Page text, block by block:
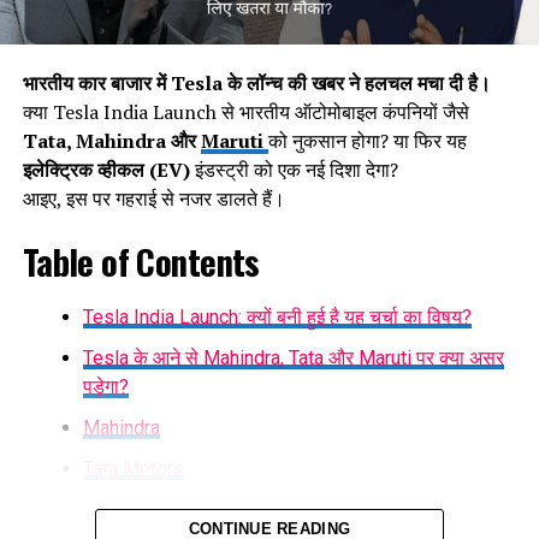
बनाए रखने में मदद मिली है।
रूस पर अमेरिकी प्रतिबंधों का असर नहीं?
जनवरी 2024 में USA के राष्ट्रपति जो बाइडेन प्रशासन ने रूस पर कई
कार्य करते थे। साथ ही, USA ने रूस की दो बड़ी तेल कंपनियों और कुछ
Investors को हुआ 4 लाख करोड़ रुपये
का फायदा
इस जबरदस्त तेजी का सबसे बड़ा फायदा Investors को हुआ। मंगलवार
बीएसई पर लिस्टेड कंपनियों का कुल मार्केट कैप 4.03 लाख करोड़
आई यह मजबूती Investors के लिए किसी बड़े बोनस से कम नहीं रही।
भारतीय कार बाजार में Tesla के लॉन्च की खबर ने हलचल मचा दी है।
क्या Tesla India Launch से भारतीय ऑटोमोबाइल कंपनियों जैसे
Tata, Mahindra औरMarutiको नुकसान होगा? या फिर यह
इलेक्ट्रिक व्हीकल (EV)इंडस्ट्री को एक नई दिशा देगा?
आइए, इस पर गहराई से नजर डालते हैं।
Table of Contents
Tesla India Launch: क्यों बनी हुई है यह चर्चा का विषय?
Tesla के आने से Mahindra, Tata और Maruti पर क्या असर
पड़ेगा?
Mahindra
Maruti Suzuki
CONTINUE READING